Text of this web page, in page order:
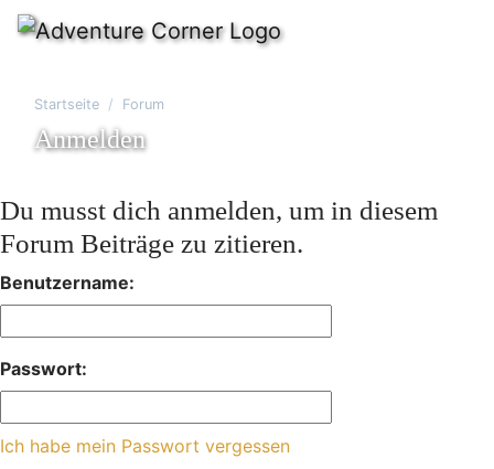
Startseite Forum
Anmelden
Du musst dich anmelden, um in diesem
Forum Beiträge zu zitieren.
Benutzername:
Passwort:
Ich habe mein Passwort vergessen